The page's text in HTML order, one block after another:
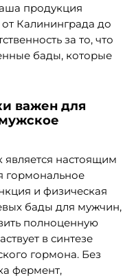
продукция
Калининграда до
за то, что
бады, которые
важен для
настоящим
гормональное
и физическая
бады для мужчин,
полноценную
в синтезе
гормона. Без
фермент,